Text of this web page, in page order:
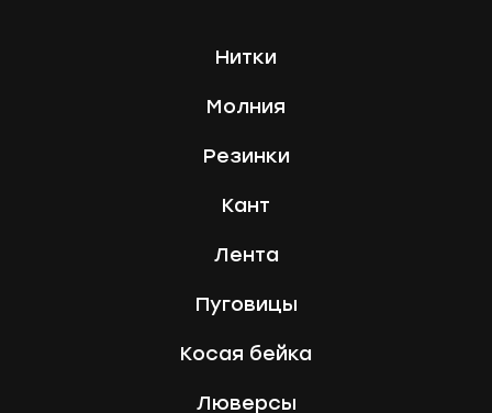
Нитки
Молния
Резинки
Кант
Лента
Пуговицы
Косая бейка
Люверсы